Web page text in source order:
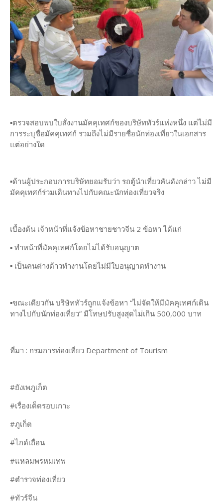
▪️ตรวจสอบพบใบสั่งงานมัคคุเทศก์ของบริษัททัวร์แห่งหนึ่ง แต่ไม่มี
การระบุชื่อมัคคุเทศก์ รวมถึงไม่มีรายชื่อนักท่องเที่ยวในเอกสาร
แต่อย่างใด
▪️ด้านผู้ประกอบการบริษัทยอมรับว่า รถตู้นำเที่ยวคันดังกล่าว ไม่มี
มัคคุเทศก์ร่วมเดินทางไปกับคณะนักท่องเที่ยวจริง
เบื้องต้น เจ้าหน้าที่แจ้งข้อหาชายชาวจีน 2 ข้อหา ได้แก่
▪️ ทำหน้าที่มัคคุเทศก์โดยไม่ได้รับอนุญาต
▪️ เป็นคนต่างด้าวทำงานโดยไม่มีใบอนุญาตทำงาน
▪️ขณะเดียวกัน บริษัททัวร์ถูกแจ้งข้อหา “ไม่จัดให้มีมัคคุเทศก์เดิน
ทางไปกับนักท่องเที่ยว” มีโทษปรับสูงสุดไม่เกิน 500,000 บาท
ที่มา : กรมการท่องเที่ยว Department of Tourism
#ยังเพภูเก็ต
#เรื่องเด็ดรอบเกาะ
#ภูเก็ต
#ไกด์เถื่อน
#แหลมพรหมเทพ
#ตำรวจท่องเที่ยว
#ทัวร์จีน